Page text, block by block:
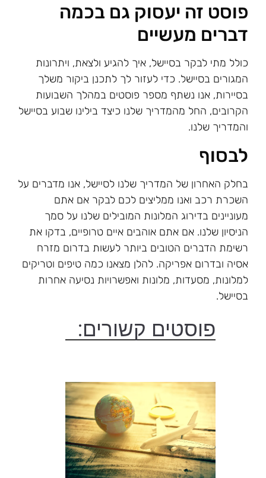
פוסט זה יעסוק גם בכמה
דברים מעשיים
כולל מתי לבקר בסיישל, איך להגיע ולצאת, ויתרונות
המגורים בסיישל. כדי לעזור לך לתכנן ביקור משלך
בסיירות, אנו נשתף מספר פוסטים במהלך השבועות
הקרובים, החל מהמדריך שלנו כיצד בילינו שבוע בסיישל
והמדריך שלנו.
לבסוף
בחלק האחרון של המדריך שלנו לסיישל, אנו מדברים על
השכרת רכב ואנו ממליצים לכם לבקר אם אתם
מעוניינים בדירוג המלונות המובילים שלנו על סמך
הניסיון שלנו. אם אתם אוהבים איים טרופיים, בדקו את
רשימת הדברים הטובים ביותר לעשות בדרום מזרח
אסיה ובדרום אפריקה. להלן מצאנו כמה טיפים וטריקים
למלונות, מסעדות, מלונות ואפשרויות נסיעה אחרות
בסיישל.
פוסטים קשורים: